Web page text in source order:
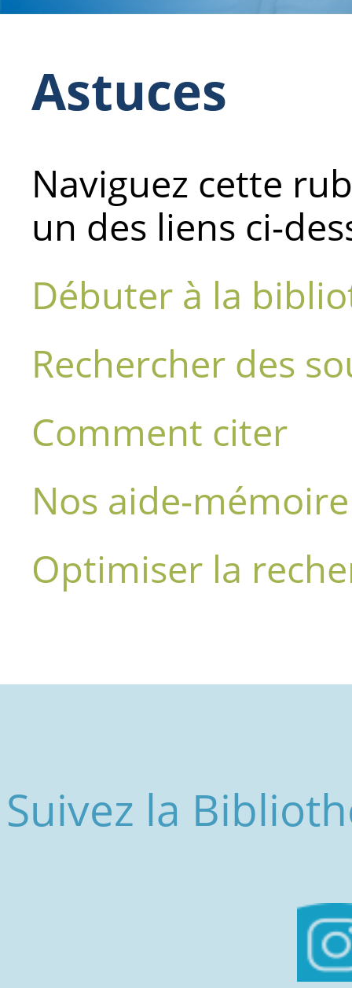
Astuces
Naviguez cette
un des liens ci-
Débuter à la
Rechercher des
Comment citer
Nos aide-mémoire
Optimiser la
Suivez la